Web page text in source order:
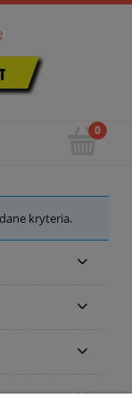
kryteria.